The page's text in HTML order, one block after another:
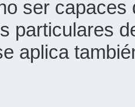
ser
particulares
aplica